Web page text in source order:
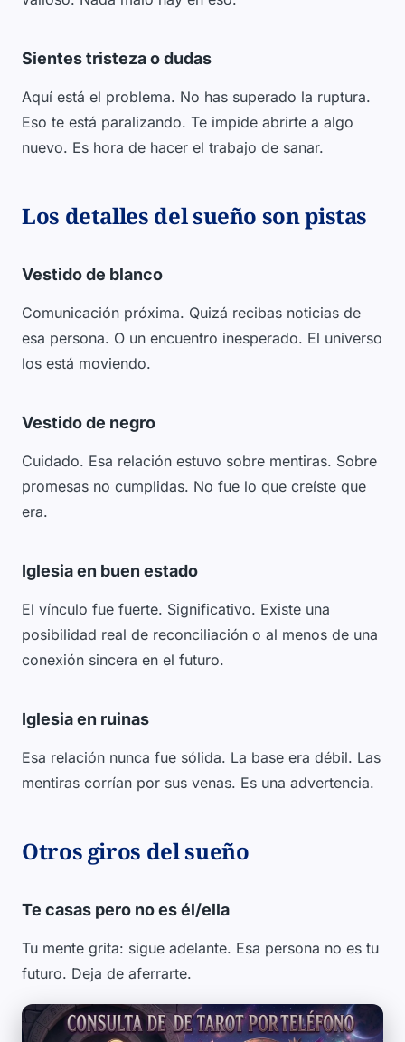
Sientes tristeza o dudas
Aquí está el problema. No has superado la ruptura.
Eso te está paralizando. Te impide abrirte a algo
nuevo. Es hora de hacer el trabajo de sanar.
Los detalles del sueño son pistas
Vestido de blanco
Comunicación próxima. Quizá recibas noticias de
esa persona. O un encuentro inesperado. El universo
los está moviendo.
Vestido de negro
Cuidado. Esa relación estuvo sobre mentiras. Sobre
promesas no cumplidas. No fue lo que creíste que
era.
Iglesia en buen estado
El vínculo fue fuerte. Significativo. Existe una
posibilidad real de reconciliación o al menos de una
conexión sincera en el futuro.
Iglesia en ruinas
Esa relación nunca fue sólida. La base era débil. Las
mentiras corrían por sus venas. Es una advertencia.
Otros giros del sueño
Te casas pero no es él/ella
Tu mente grita: sigue adelante. Esa persona no es tu
futuro. Deja de aferrarte.